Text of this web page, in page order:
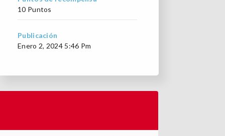
10 Puntos
Publicación
Enero 2, 2024 5:46 Pm